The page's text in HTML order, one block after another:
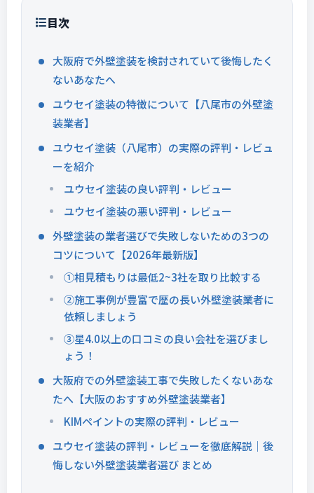
目次
大阪府で外壁塗装を検討されていて後悔したく
ないあなたへ
ユウセイ塗装の特徴について【八尾市の外壁塗
装業者】
ユウセイ塗装（八尾市）の実際の評判・レビュ
ーを紹介
ユウセイ塗装の良い評判・レビュー
ユウセイ塗装の悪い評判・レビュー
外壁塗装の業者選びで失敗しないための3つの
コツについて【2026年最新版】
①相見積もりは最低2~3社を取り比較する
②施工事例が豊富で歴の長い外壁塗装業者に
依頼しましょう
③星4.0以上の口コミの良い会社を選びまし
ょう！
大阪府での外壁塗装工事で失敗したくないあな
たへ【大阪のおすすめ外壁塗装業者】
KIMペイントの実際の評判・レビュー
ユウセイ塗装の評判・レビューを徹底解説｜後
悔しない外壁塗装業者選び まとめ